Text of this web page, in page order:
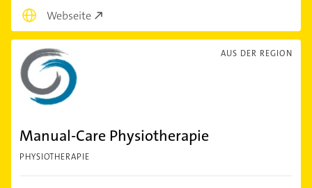
Webseite
AUS DER REGION
Manual-Care Physiotherapie
PHYSIOTHERAPIE